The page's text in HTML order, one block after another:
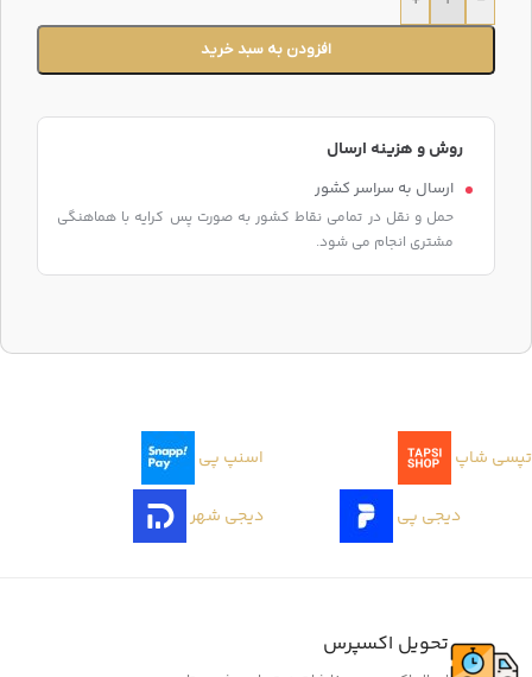
افزودن به سبد خرید
روش و هزینه ارسال
ارسال به سراسر کشور
حمل و نقل در تمامی نقاط کشور به صورت پس کرایه با هماهنگی
مشتری انجام می شود.
تپسی شاپ اسنپ پی
دیجی پی دیجی شهر
تحویل اکسپرس